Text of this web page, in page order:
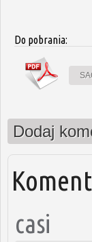
Do pobrania:
Dodaj
casi